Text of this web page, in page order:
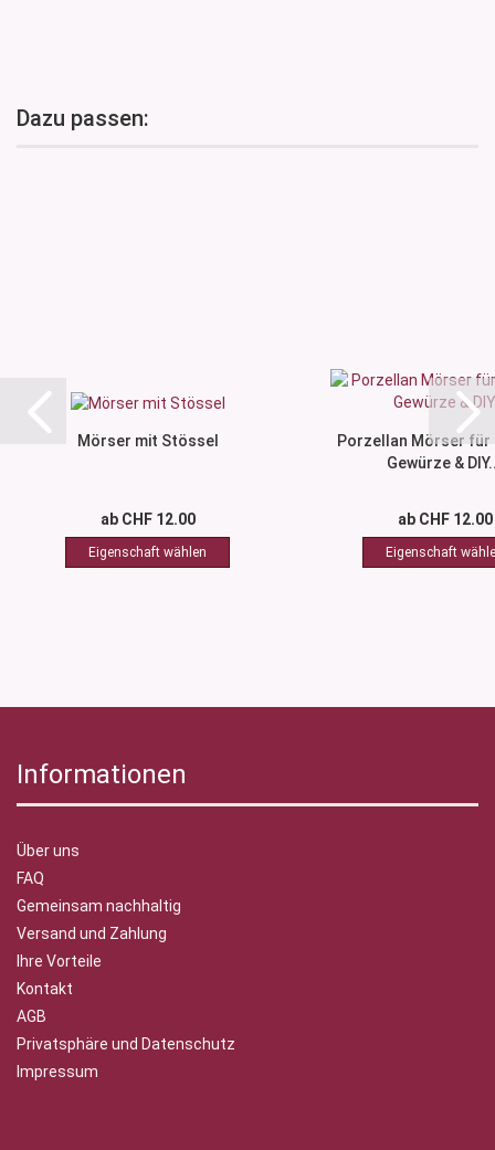
Dazu passen:
Mörser mit Stössel
ab CHF 12.00
Porzellan Mörser für
Gewürze &
ab CHF 12.00
Informationen
Über uns
FAQ
Gemeinsam nachhaltig
Versand und Zahlung
Ihre Vorteile
Kontakt
AGB
Privatsphäre und Datenschutz
Impressum